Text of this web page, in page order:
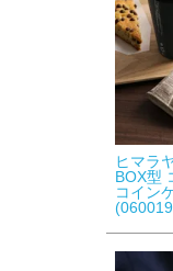
ヒマラ
BOX型
コイン